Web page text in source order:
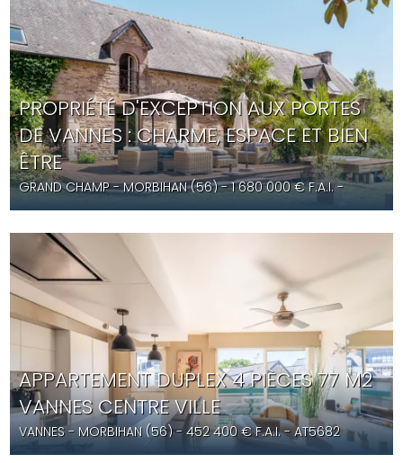
PROPRIÉTÉ D'EXCEPTION AUX PORTES
DE VANNES : CHARME, ESPACE ET BIEN
ÊTRE
GRAND CHAMP- MORBIHAN (56) -1 680 000€ F.A.I.-
AT5684
APPARTEMENT DUPLEX 4 PIÈCES 77 M2
VANNES CENTRE VILLE
VANNES - MORBIHAN (56) -452 400€ F.A.I.- AT5682